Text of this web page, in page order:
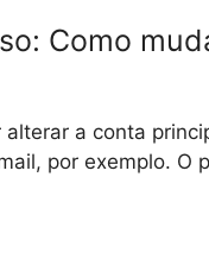
Como
alterar a conta
por exemplo. O